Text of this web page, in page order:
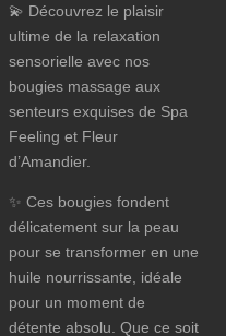
💫 Découvrez le plaisir
ultime de la relaxation
sensorielle avec nos
bougies massage aux
senteurs exquises de Spa
Feeling et Fleur
d’Amandier.
✨ Ces bougies fondent
délicatement sur la peau
pour se transformer en une
huile nourrissante, idéale
pour un moment de
détente absolu. Que ce soit